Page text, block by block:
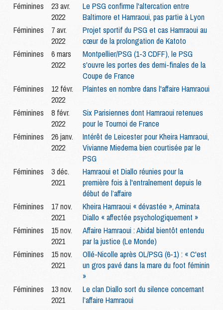
Féminines
23 avr.
2022
Le PSG confirme l'altercation entre
Baltimore et Hamraoui, pas partie à Lyon
Féminines
7 avr.
2022
Projet sportif du PSG et cas Hamraoui au
cœur de la prolongation de Katoto
Féminines
6 mars
2022
Montpellier/PSG (1-3 CDFF), le PSG
s'ouvre les portes des demi-finales de la
Coupe de France
Féminines
12 févr.
2022
Plaintes en nombre dans l'affaire Hamraoui
Féminines
8 févr.
2022
Six Parisiennes dont Hamraoui retenues
pour le Tournoi de France
Féminines
26 janv.
2022
Intérêt de Leicester pour Kheira Hamraoui,
Vivianne Miedema bien courtisée par le
PSG
Féminines
3 déc.
2021
Hamraoui et Diallo réunies pour la
première fois à l'entraînement depuis le
début de l’affaire
Féminines
17 nov.
2021
Kheira Hamraoui « dévastée », Aminata
Diallo « affectée psychologiquement »
Féminines
15 nov.
2021
Affaire Hamraoui : Abidal bientôt entendu
par la justice (Le Monde)
Féminines
15 nov.
2021
Ollé-Nicolle après OL/PSG (6-1) : « C'est
un gros pavé dans la mare du foot féminin
»
Féminines
13 nov.
2021
Le clan Diallo sort du silence concernant
l’affaire Hamraoui